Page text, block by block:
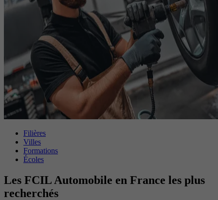
Filières
Villes
Formations
Écoles
Les FCIL Automobile en France les plus
recherchés